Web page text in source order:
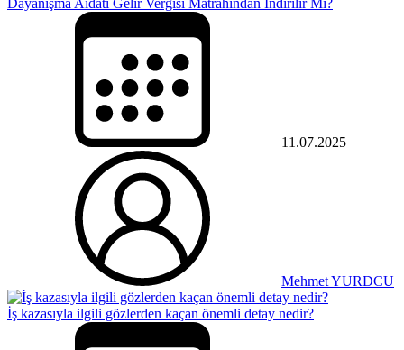
Dayanışma Aidatı Gelir Vergisi Matrahından İndirilir Mi?
11.07.2025
Mehmet YURDCU
İş kazasıyla ilgili gözlerden kaçan önemli detay nedir?